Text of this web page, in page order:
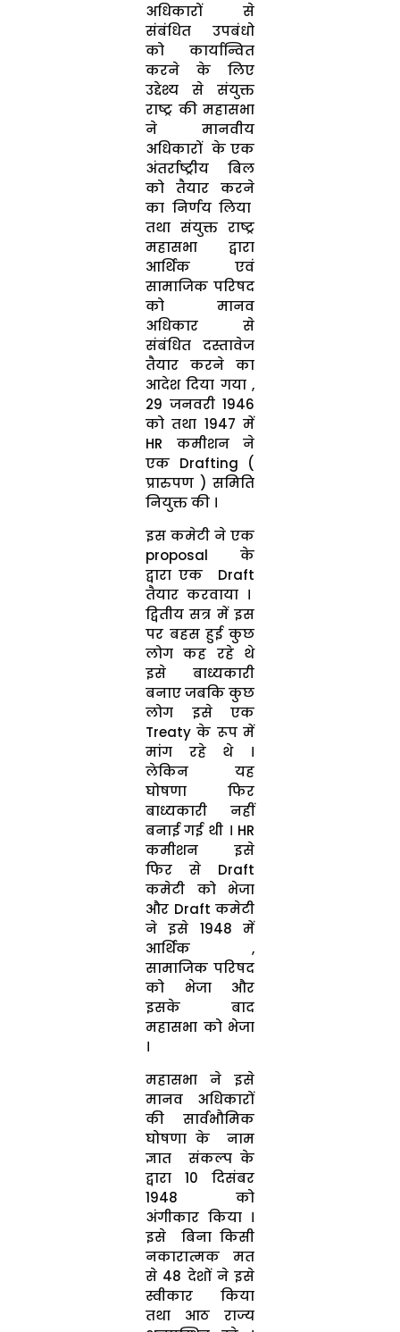
अधिकारों से
संबंधित उपबंधो
को कार्यान्वित
करने के लिए
उद्देश्य से संयुक्त
राष्ट्र की महासभा
ने मानवीय
अधिकारों के एक
अंतर्राष्ट्रीय बिल
को तैयार करने
का निर्णय लिया
तथा संयुक्त राष्ट्र
महासभा द्वारा
आर्थिक एवं
सामाजिक परिषद
को मानव
अधिकार से
संबंधित दस्तावेज
तैयार करने का
आदेश दिया गया ,
29 जनवरी 1946
को तथा 1947 में
HR कमीशन ने
एक Drafting (
प्रारुपण ) समिति
नियुक्त की ।
इस कमेटी ने एक
proposal के
द्वारा एक Draft
तैयार करवाया ।
द्वितीय सत्र में इस
पर बहस हुई कुछ
लोग कह रहे थे
इसे बाध्यकारी
बनाए जबकि कुछ
लोग इसे एक
Treaty के रूप में
मांग रहे थे ।
लेकिन यह
घोषणा फिर
बाध्यकारी नहीं
बनाई गई थी । HR
कमीशन इसे
फिर से Draft
कमेटी को भेजा
और Draft कमेटी
ने इसे 1948 में
आर्थिक ,
सामाजिक परिषद
को भेजा और
इसके बाद
महासभा को भेजा
।
महासभा ने इसे
मानव अधिकारों
की सार्वभौमिक
घोषणा के नाम
ज्ञात संकल्प के
द्वारा 10 दिसंबर
1948 को
अंगीकार किया ।
इसे बिना किसी
नकारात्मक मत
से 48 देशों ने इसे
स्वीकार किया
तथा आठ राज्य